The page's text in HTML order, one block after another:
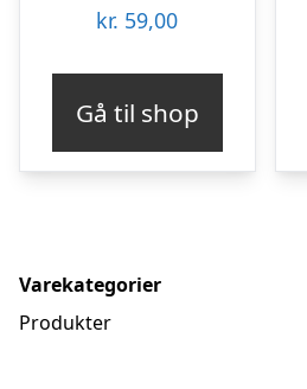
kr. 59,00
Gå til shop
Varekategorier
Produkter